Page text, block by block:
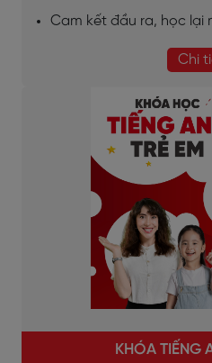
Cam kết đầu ra, học lại
Chi
KHÓA TIẾNG